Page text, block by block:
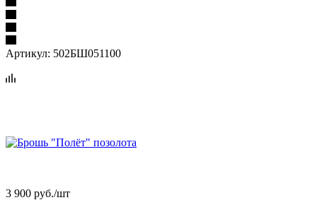
Артикул: 502БШ051100
3 900 руб./шт